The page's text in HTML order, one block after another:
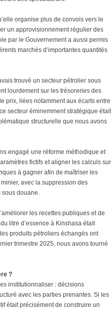
organise plus de convois vers le
un approvisionnement régulier des
par le Gouvernement a aussi permis
marchés d’importantes quantités
trouvé un secteur pétrolier sous
lourdement sur les trésoreries des
prix, liées notamment aux écarts entre
secteur éminemment stratégique était
structurelle que nous avons
engagé une réforme méthodique et
fictifs et aligner les calculs sur
à gagner afin de maîtriser les
avec la suppression des
sous douane.
les recettes publiques et de
litre d’essence à Kinshasa était
produits pétroliers échangés ont
trimestre 2025, nous avons tourné
?
institutionnaliser : décisions
avec les parties prenantes. Si les
était précisément de construire un